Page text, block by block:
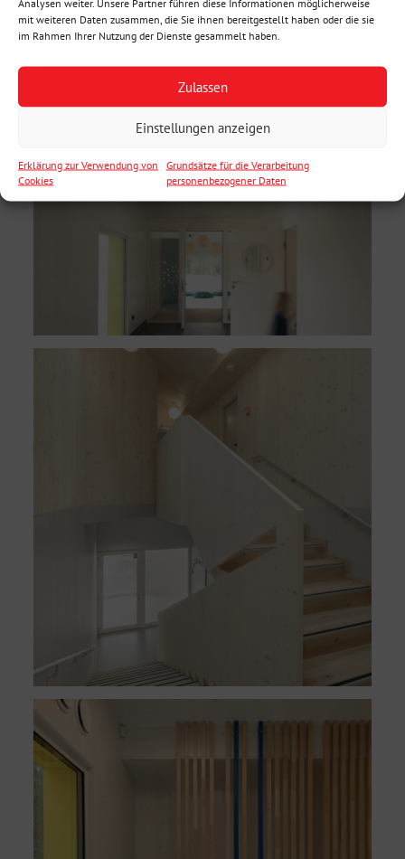
Analysen weiter. Unsere Partner führen diese Informationen möglicherweise
mit weiteren Daten zusammen, die Sie ihnen bereitgestellt haben oder die sie
im Rahmen Ihrer Nutzung der Dienste gesammelt haben.
Zulassen
Einstellungen anzeigen
Erklärung zur Verwendung von
Cookies
Grundsätze für die Verarbeitung
personenbezogener Daten